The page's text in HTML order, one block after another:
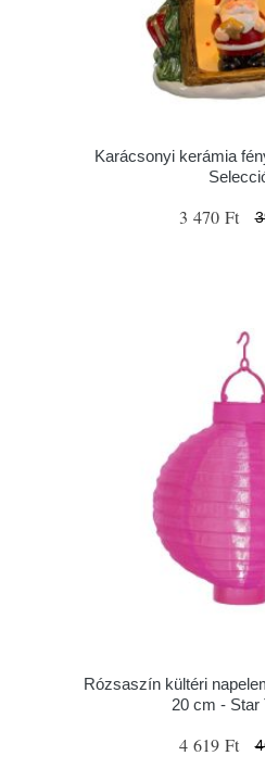
Karácsonyi kerámia
3 470 Ft
Rózsaszín kültéri
20 cm - Star
4 619 Ft